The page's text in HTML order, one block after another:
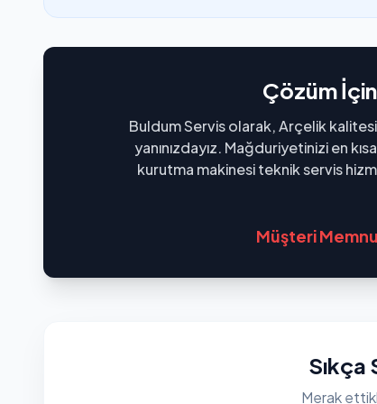
Çözüm
Buldum Servis olarak, Arçelik
yanınızdayız. Mağduriyetinizi en
kurutma makinesi teknik servis
Müşteri
Sıkça
Merak